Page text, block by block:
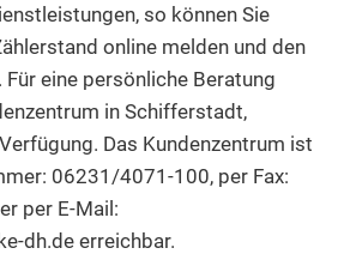
so können Sie
online melden und den
Für eine persönliche Beratung
in Schifferstadt,
Das Kundenzentrum ist
06231/4071-100, per Fax:
per E-Mail:
dh.de erreichbar.